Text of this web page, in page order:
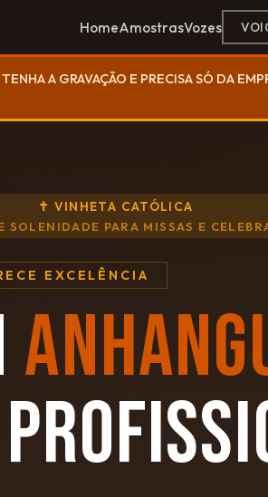
HomeAmostrasVozes
A GRAVAÇÃO E PRECISA SÓ DA
✝ VINHETA CATÓLICA
SOLENIDADE PARA MISSAS E
EXCELÊNCIA